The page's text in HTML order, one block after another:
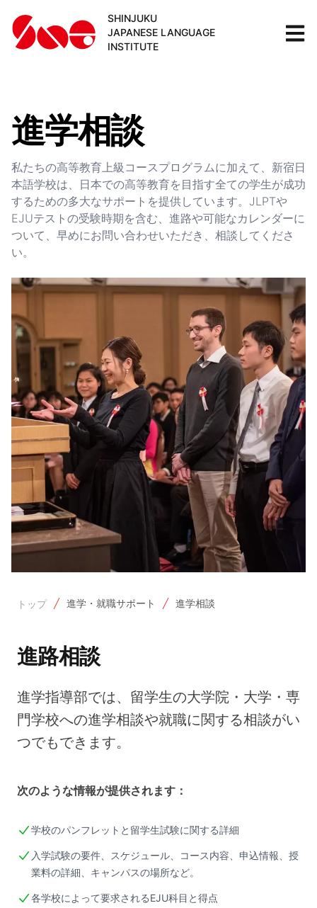
SHINJUKU
JAPANESE LANGUAGE
INSTITUTE
進学相談
私たちの高等教育上級コースプログラムに加えて、新宿日
本語学校は、日本での高等教育を目指す全ての学生が成功
するための多大なサポートを提供しています。JLPTや
EJUテストの受験時期を含む、進路や可能なカレンダーに
ついて、早めにお問い合わせいただき、相談してくださ
い。
トップ 進学・就職サポート 進学相談
進路相談
進学指導部では、留学生の大学院・大学・専
門学校への進学相談や就職に関する相談がい
つでもできます。
次のような情報が提供されます：
学校のパンフレットと留学生試験に関する詳細
入学試験の要件、スケジュール、コース内容、申込情報、授
業料の詳細、キャンパスの場所など。
各学校によって要求されるEJU科目と得点